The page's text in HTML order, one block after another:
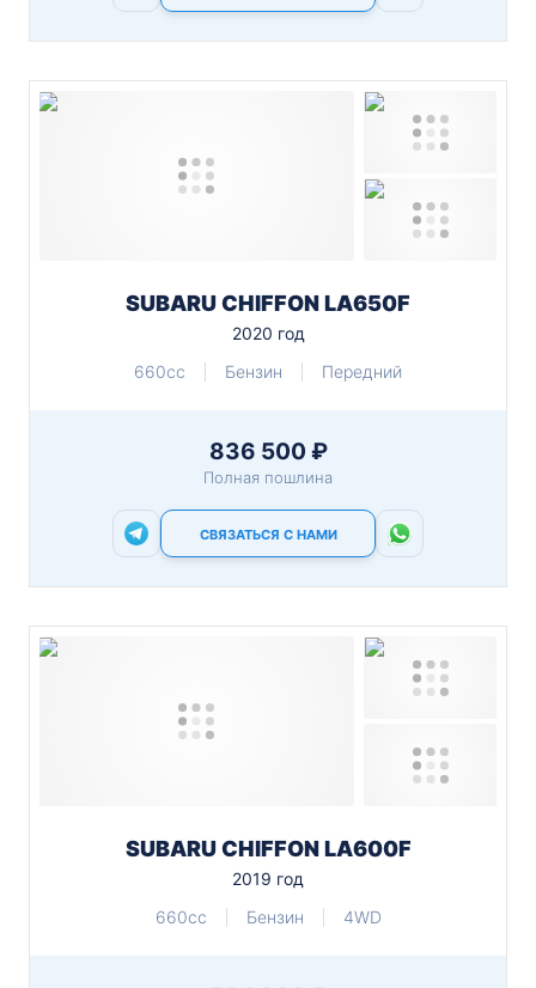
SUBARU CHIFFON LA650F
2020 год
660cc
Бензин Передний
836 500 ₽
Полная пошлина
СВЯЗАТЬСЯ С НАМИ
SUBARU CHIFFON LA600F
2019 год
660cc
Бензин 4WD